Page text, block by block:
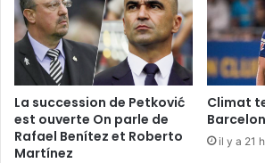
La succession de Petković
est ouverte On parle de
Rafael Benítez et Roberto
Martínez
Climat
il y a 21